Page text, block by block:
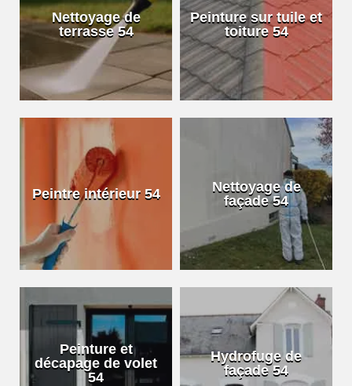
Nettoyage de
terrasse 54
Peinture sur tuile et
toiture 54
Peintre intérieur 54
Nettoyage de
façade 54
Peinture et
décapage de volet
54
Hydrofuge de
façade 54